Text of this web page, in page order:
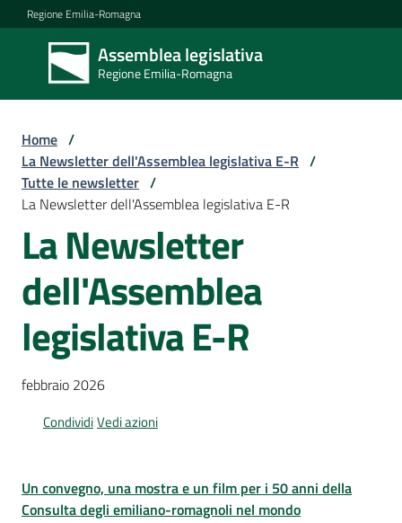
Vai al contenuto
Vai alla navigazione
Vai al footer
Regione Emilia-Romagna
Assemblea legislativa
Regione Emilia-Romagna
Assemblea
legislativa
Regione Emilia-
Assemblea
Attività
Argomenti
Per
Home /
La Newsletter dell'Assemblea legislativa E-R /
Tutte le newsletter /
La Newsletter dell'Assemblea legislativa E-R
La Newsletter
dell'Assemblea
legislativa E-R
febbraio 2026
CondividiVedi azioni
Un convegno, una mostra e un film per i 50 anni della
Consulta degli emiliano-romagnoli nel mondo